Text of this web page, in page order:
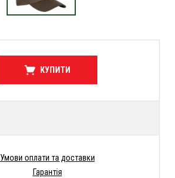
КУПИТИ
Умови оплати та доставки
Гарантія